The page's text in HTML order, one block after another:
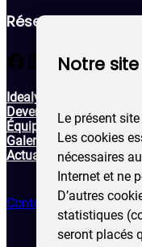
Réseaux sociaux
Facebook LinkedIn
Idealys
Devenir membre
Équipe
Galerie
Actualités & évènements
Contactez-nous !
Notre
Le présent
Les cookies
nécessaires
Internet et ne
D’autres
statistiques
seront placés